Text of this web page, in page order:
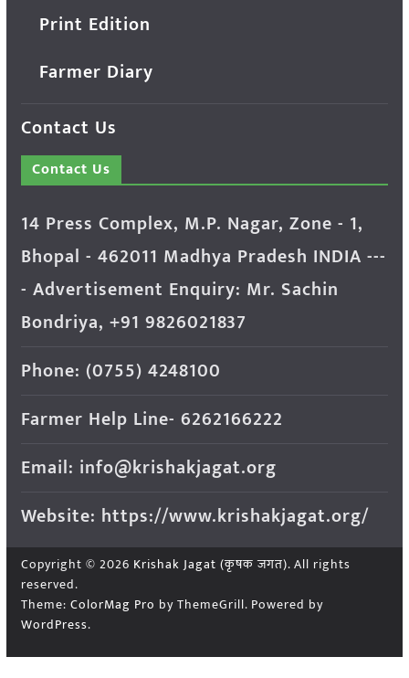
Print Edition
Farmer Diary
Contact Us
Contact Us
14 Press Complex, M.P. Nagar, Zone - 1,
Bhopal - 462011 Madhya Pradesh INDIA ---
- Advertisement Enquiry: Mr. Sachin
Bondriya, +91 9826021837
Phone: (0755) 4248100
Farmer Help Line- 6262166222
Email: info@krishakjagat.org
Website: https://www.krishakjagat.org/
Copyright © 2026 Krishak Jagat (कृषक जगत). All rights
reserved.
Theme: ColorMag Pro by ThemeGrill. Powered by
WordPress.